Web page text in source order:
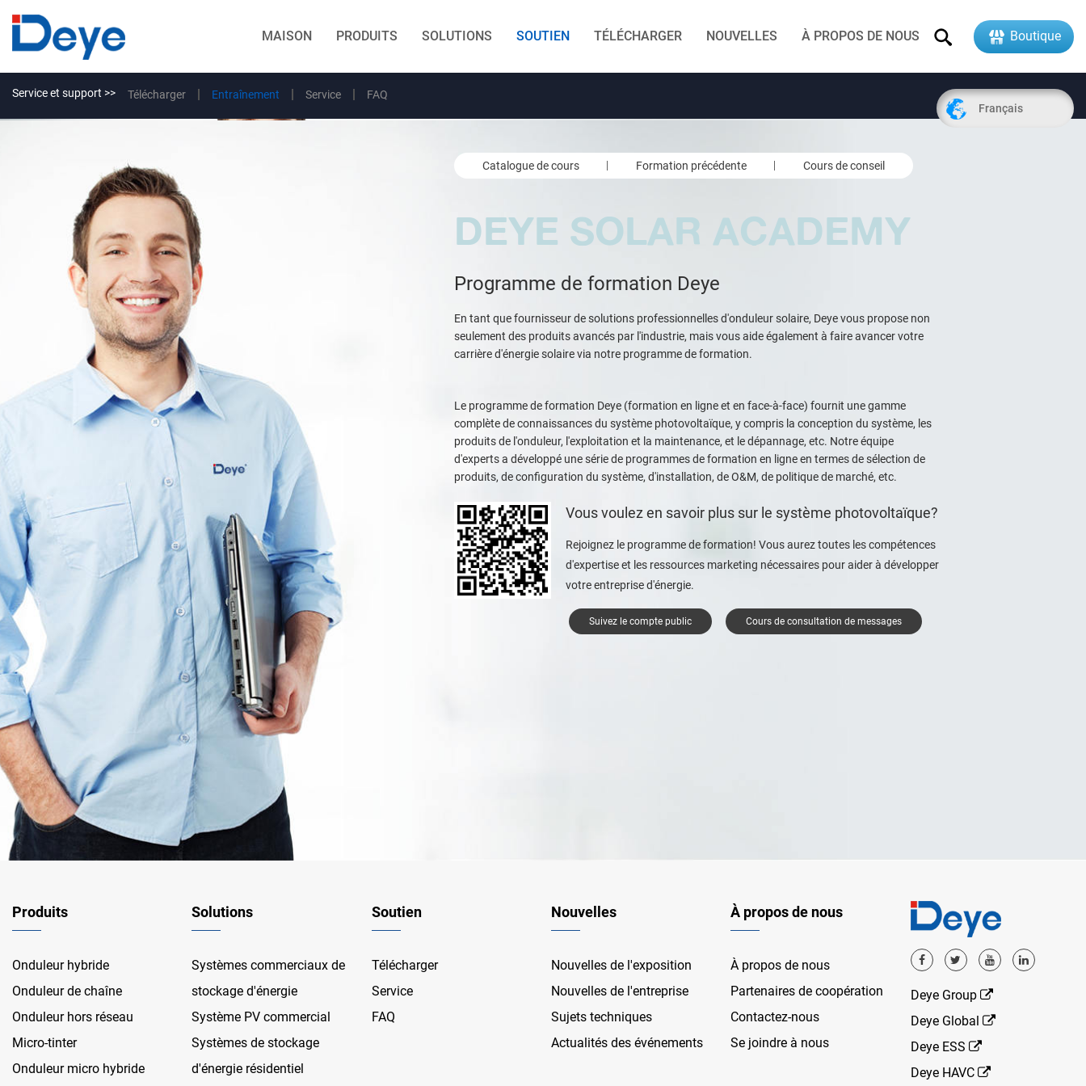
MAISON PRODUITS SOLUTIONS SOUTIEN TÉLÉCHARGER NOUVELLES À PROPOS DE NOUS Boutique
Français
Service et support >> Télécharger Entraînement Service FAQ
Catalogue de cours Formation précédente Cours de conseil
DEYE SOLAR ACADEMY
Programme de formation Deye
En tant que fournisseur de solutions professionnelles d'onduleur solaire, Deye vous propose non
seulement des produits avancés par l'industrie, mais vous aide également à faire avancer votre
carrière d'énergie solaire via notre programme de formation.
Le programme de formation Deye (formation en ligne et en face-à-face) fournit une gamme
complète de connaissances du système photovoltaïque, y compris la conception du système, les
produits de l'onduleur, l'exploitation et la maintenance, et le dépannage, etc. Notre équipe
d'experts a développé une série de programmes de formation en ligne en termes de sélection de
produits, de configuration du système, d'installation, de O&M, de politique de marché, etc.
Vous voulez en savoir plus sur le système photovoltaïque?
Rejoignez le programme de formation! Vous aurez toutes les compétences
d'expertise et les ressources marketing nécessaires pour aider à développer
votre entreprise d'énergie.
Suivez le compte public Cours de consultation de messages
Produits
Onduleur hybride
Onduleur de chaîne
Onduleur hors réseau
Micro-tinter
Onduleur micro hybride
Solutions
Systèmes commerciaux de
stockage d'énergie
Système PV commercial
Systèmes de stockage
d'énergie résidentiel
Soutien
Télécharger
Service
FAQ
Nouvelles
Nouvelles de l'exposition
Nouvelles de l'entreprise
Sujets techniques
Actualités des événements
À propos de nous
À propos de nous
Partenaires de coopération
Contactez-nous
Se joindre à nous
Deye Group
Deye Global
Deye ESS
Deye HAVC